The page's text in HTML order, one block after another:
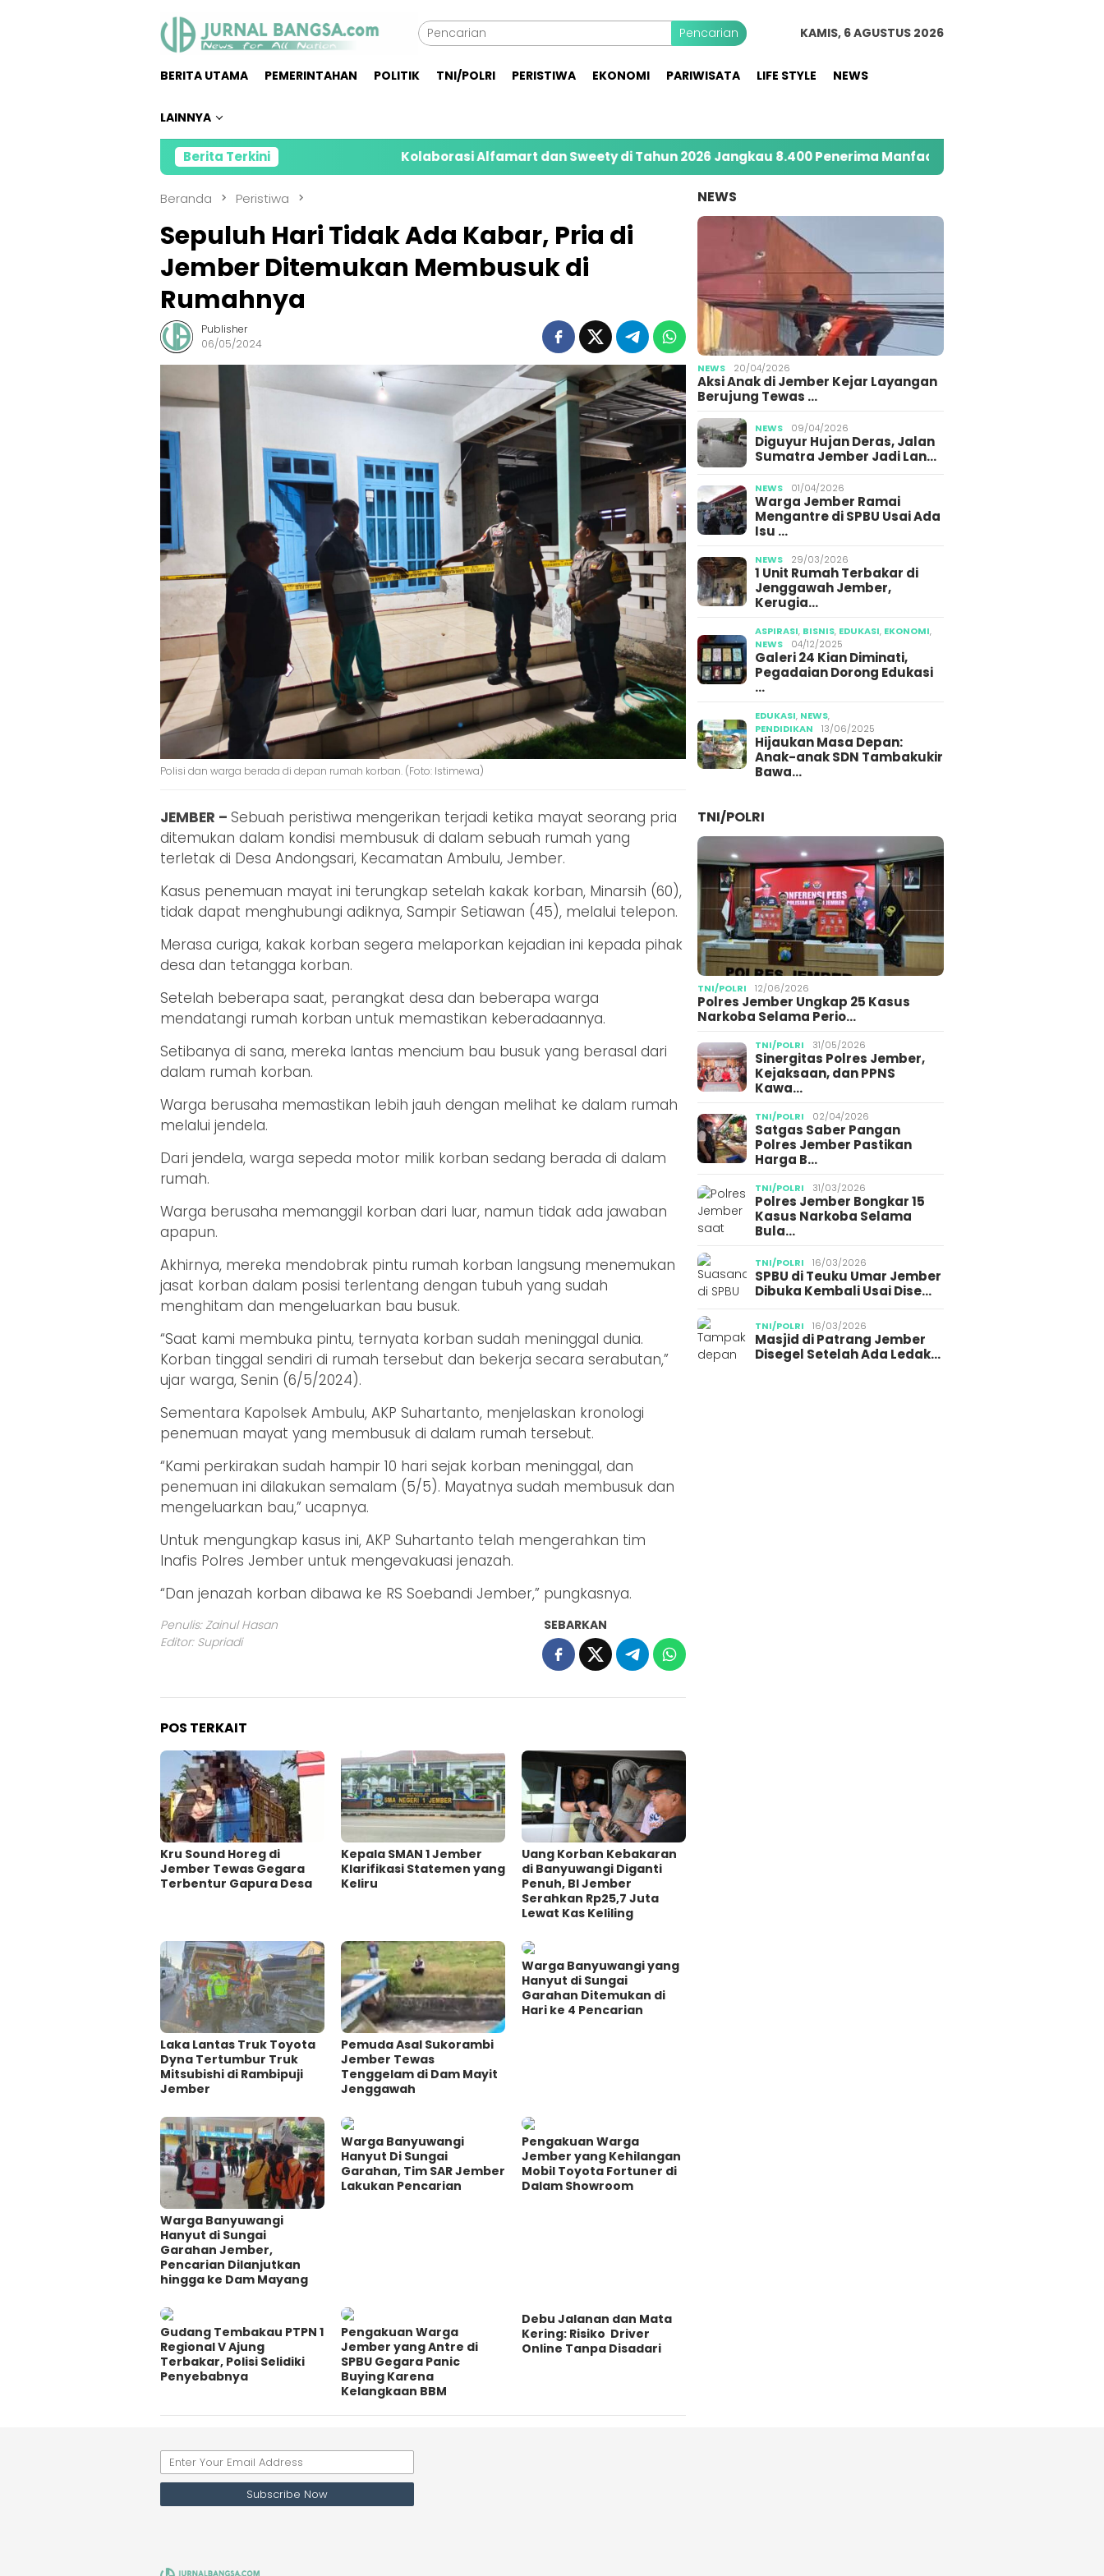
Pencarian KAMIS, 6 AGUSTUS 2026
BERITA UTAMA PEMERINTAHAN POLITIK TNI/POLRI PERISTIWA EKONOMI PARIWISATA LIFE STYLE NEWS
LAINNYA
Berita Terkini Kolaborasi Alfamart dan Sweety di Tahun 2026 Jangkau 8.400 Penerima Manfaat melalui Program Sahabat Posyandu
Beranda Peristiwa
Sepuluh Hari Tidak Ada Kabar, Pria di
Jember Ditemukan Membusuk di
Rumahnya
Publisher
06/05/2024
Polisi dan warga berada di depan rumah korban. (Foto: Istimewa)
JEMBER – Sebuah peristiwa mengerikan terjadi ketika mayat seorang pria
ditemukan dalam kondisi membusuk di dalam sebuah rumah yang
terletak di Desa Andongsari, Kecamatan Ambulu, Jember.
Kasus penemuan mayat ini terungkap setelah kakak korban, Minarsih (60),
tidak dapat menghubungi adiknya, Sampir Setiawan (45), melalui telepon.
Merasa curiga, kakak korban segera melaporkan kejadian ini kepada pihak
desa dan tetangga korban.
Setelah beberapa saat, perangkat desa dan beberapa warga
mendatangi rumah korban untuk memastikan keberadaannya.
Setibanya di sana, mereka lantas mencium bau busuk yang berasal dari
dalam rumah korban.
Warga berusaha memastikan lebih jauh dengan melihat ke dalam rumah
melalui jendela.
Dari jendela, warga sepeda motor milik korban sedang berada di dalam
rumah.
Warga berusaha memanggil korban dari luar, namun tidak ada jawaban
apapun.
Akhirnya, mereka mendobrak pintu rumah korban langsung menemukan
jasat korban dalam posisi terlentang dengan tubuh yang sudah
menghitam dan mengeluarkan bau busuk.
“Saat kami membuka pintu, ternyata korban sudah meninggal dunia.
Korban tinggal sendiri di rumah tersebut dan bekerja secara serabutan,”
ujar warga, Senin (6/5/2024).
Sementara Kapolsek Ambulu, AKP Suhartanto, menjelaskan kronologi
penemuan mayat yang membusuk di dalam rumah tersebut.
“Kami perkirakan sudah hampir 10 hari sejak korban meninggal, dan
penemuan ini dilakukan semalam (5/5). Mayatnya sudah membusuk dan
mengeluarkan bau,” ucapnya.
Untuk mengungkap kasus ini, AKP Suhartanto telah mengerahkan tim
Inafis Polres Jember untuk mengevakuasi jenazah.
“Dan jenazah korban dibawa ke RS Soebandi Jember,” pungkasnya.
Penulis: Zainul Hasan
Editor: Supriadi
SEBARKAN
POS TERKAIT
Kru Sound Horeg di
Jember Tewas Gegara
Terbentur Gapura Desa
Kepala SMAN 1 Jember
Klarifikasi Statemen yang
Keliru
Uang Korban Kebakaran
di Banyuwangi Diganti
Penuh, BI Jember
Serahkan Rp25,7 Juta
Lewat Kas Keliling
Laka Lantas Truk Toyota
Dyna Tertumbur Truk
Mitsubishi di Rambipuji
Jember
Pemuda Asal Sukorambi
Jember Tewas
Tenggelam di Dam Mayit
Jenggawah
Warga Banyuwangi yang
Hanyut di Sungai
Garahan Ditemukan di
Hari ke 4 Pencarian
Warga Banyuwangi
Hanyut di Sungai
Garahan Jember,
Pencarian Dilanjutkan
hingga ke Dam Mayang
Warga Banyuwangi
Hanyut Di Sungai
Garahan, Tim SAR Jember
Lakukan Pencarian
Pengakuan Warga
Jember yang Kehilangan
Mobil Toyota Fortuner di
Dalam Showroom
Gudang Tembakau PTPN 1
Regional V Ajung
Terbakar, Polisi Selidiki
Penyebabnya
Pengakuan Warga
Jember yang Antre di
SPBU Gegara Panic
Buying Karena
Kelangkaan BBM
Debu Jalanan dan Mata
Kering: Risiko Driver
Online Tanpa Disadari
NEWS
NEWS 20/04/2026
Aksi Anak di Jember Kejar Layangan
Berujung Tewas …
NEWS 09/04/2026
Diguyur Hujan Deras, Jalan
Sumatra Jember Jadi Lan…
NEWS 01/04/2026
Warga Jember Ramai
Mengantre di SPBU Usai Ada
Isu …
NEWS 29/03/2026
1 Unit Rumah Terbakar di
Jenggawah Jember,
Kerugia…
ASPIRASI, BISNIS, EDUKASI, EKONOMI,
NEWS
04/12/2025
Galeri 24 Kian Diminati,
Pegadaian Dorong Edukasi
…
EDUKASI, NEWS,
PENDIDIKAN
13/06/2025
Hijaukan Masa Depan:
Anak-anak SDN Tambakukir
Bawa…
TNI/POLRI
TNI/POLRI 12/06/2026
Polres Jember Ungkap 25 Kasus
Narkoba Selama Perio…
TNI/POLRI 31/05/2026
Sinergitas Polres Jember,
Kejaksaan, dan PPNS
Kawa…
TNI/POLRI 02/04/2026
Satgas Saber Pangan
Polres Jember Pastikan
Harga B…
TNI/POLRI 31/03/2026
Polres Jember Bongkar 15
Kasus Narkoba Selama
Bula…
TNI/POLRI 16/03/2026
SPBU di Teuku Umar Jember
Dibuka Kembali Usai Dise…
TNI/POLRI 16/03/2026
Masjid di Patrang Jember
Disegel Setelah Ada Ledak…